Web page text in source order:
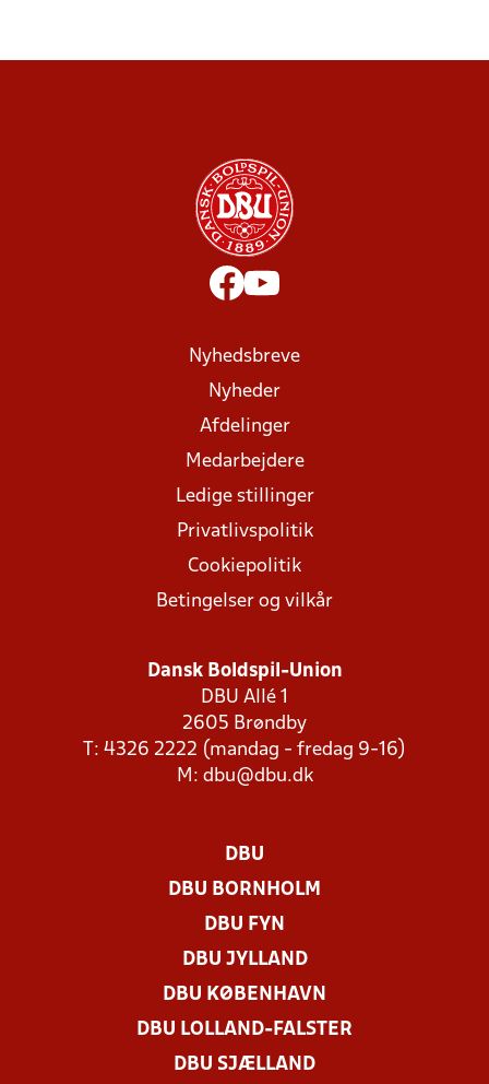
Nyhedsbreve
Nyheder
Afdelinger
Medarbejdere
Ledige stillinger
Privatlivspolitik
Cookiepolitik
Betingelser og vilkår
Dansk Boldspil-Union
DBU Allé 1
2605 Brøndby
T: 4326 2222 (mandag - fredag 9-16)
M: dbu@dbu.dk
DBU
DBU BORNHOLM
DBU FYN
DBU JYLLAND
DBU KØBENHAVN
DBU LOLLAND-FALSTER
DBU SJÆLLAND